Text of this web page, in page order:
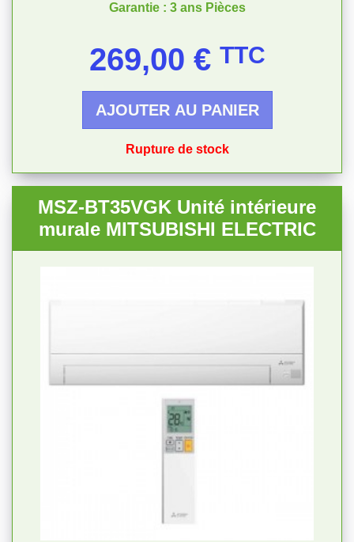
Garantie : 3 ans Pièces
269,00 € TTC
AJOUTER AU PANIER
Rupture de stock
MSZ-BT35VGK Unité intérieure
murale MITSUBISHI ELECTRIC